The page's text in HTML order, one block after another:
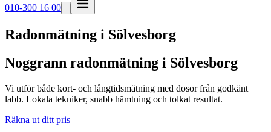
010-300 16 00
Radonmätning i Sölvesborg
Noggrann radonmätning i Sölvesborg
Vi utför både kort- och långtidsmätning med dosor från godkänt
labb. Lokala tekniker, snabb hämtning och tolkat resultat.
Räkna ut ditt pris